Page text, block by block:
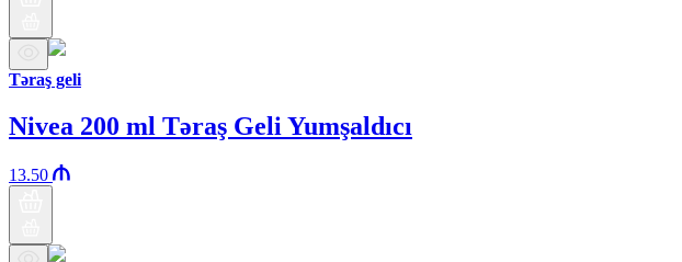
Təraş geli
Nivea 200 ml Təraş Geli Yumşaldıcı
13.50